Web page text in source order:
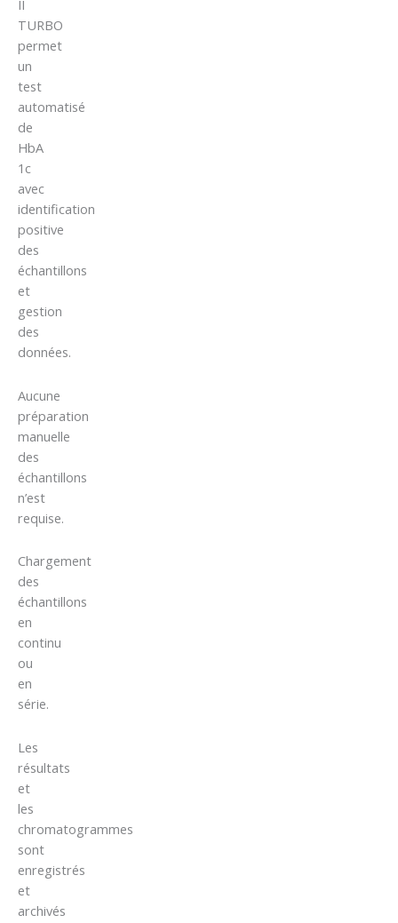
II
TURBO
permet
un
test
automatisé
de
HbA
1c
avec
identification
positive
des
échantillons
et
gestion
des
données.
Aucune
préparation
manuelle
des
échantillons
n’est
requise.
Chargement
des
échantillons
en
continu
ou
en
série.
Les
résultats
et
les
chromatogrammes
sont
enregistrés
et
archivés